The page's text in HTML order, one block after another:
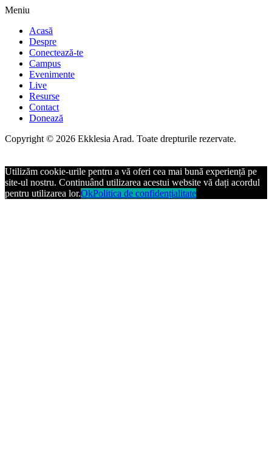
Meniu
Acasă
Despre
Conectează-te
Campus
Evenimente
Live
Resurse
Contact
Donează
Copyright © 2026 Ekklesia Arad. Toate drepturile rezervate.
Utilizăm cookie-urile pentru a vă oferi cea mai bună experiență pe
site-ul nostru. Continuând utilizarea acestui website vă dați acordul
pentru utilizarea lor.OkPolitica de confidențialitate